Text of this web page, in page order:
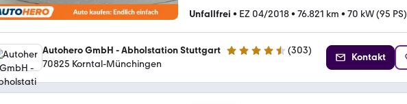
Unfallfrei • EZ 04/2018• 76.821 km • 70 kW (95 PS)
Autohero GmbH - Abholstation Stuttgart 4.4 Sterne (303)
70825 Korntal-Münchingen
Kontakt